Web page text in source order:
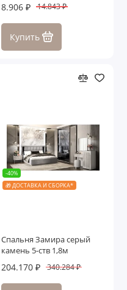
8.906 ₽ 14.843 ₽
Купить
-40%
🎁 ДОСТАВКА И СБОРКА*
Спальня Замира серый
камень 5-ств 1,8м
204.170 ₽ 340.284 ₽